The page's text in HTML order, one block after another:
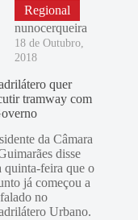
Regional
nunocerqueira
18 de Outubro,
2018
quer
tramway com
da Câmara
disse
quinta-feira que o
já começou a
no
Urbano.